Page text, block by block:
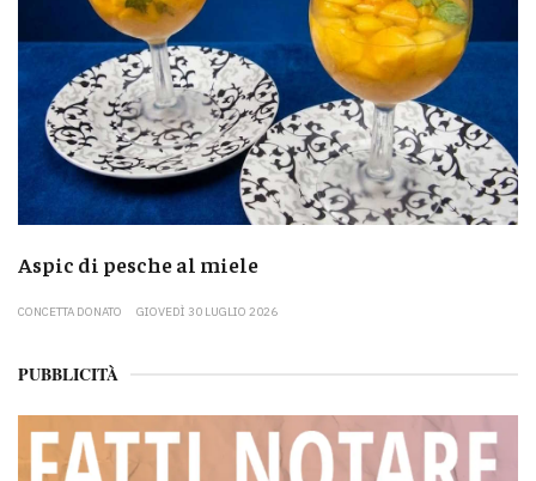
Aspic di pesche al miele
CONCETTA DONATO GIOVEDÌ 30 LUGLIO 2026
PUBBLICITÀ